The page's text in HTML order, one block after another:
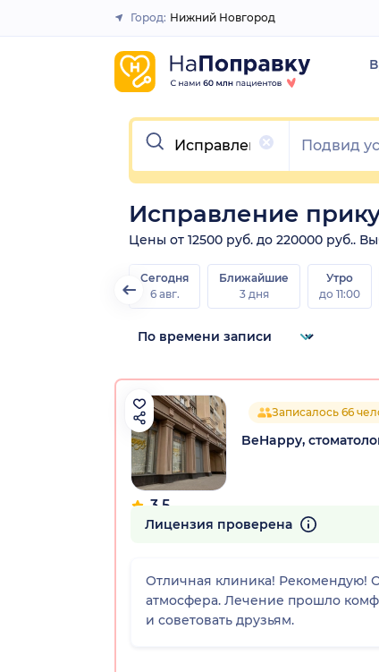
Закрыть
Город: Нижний Новгород
Очистить
Исправление
Цены от 12500 руб. до 220000 руб..
Сегодня
6 авг.
Ближайшие
3 дня
Утро
до 11:00
3.5
27 отзывов
Записалось 66
BeHappy,
Лицензия проверена
Отличная клиника! Рекомендую!
атмосфера. Лечение прошло
и советовать друзьям.